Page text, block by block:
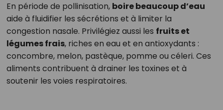
En période de pollinisation, boire beaucoup d’eau
aide à fluidifier les sécrétions et à limiter la
congestion nasale. Privilégiez aussi les fruits et
légumes frais, riches en eau et en antioxydants :
concombre, melon, pastèque, pomme ou céleri. Ces
aliments contribuent à drainer les toxines et à
soutenir les voies respiratoires.